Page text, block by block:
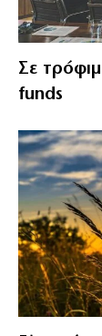
Σε
funds